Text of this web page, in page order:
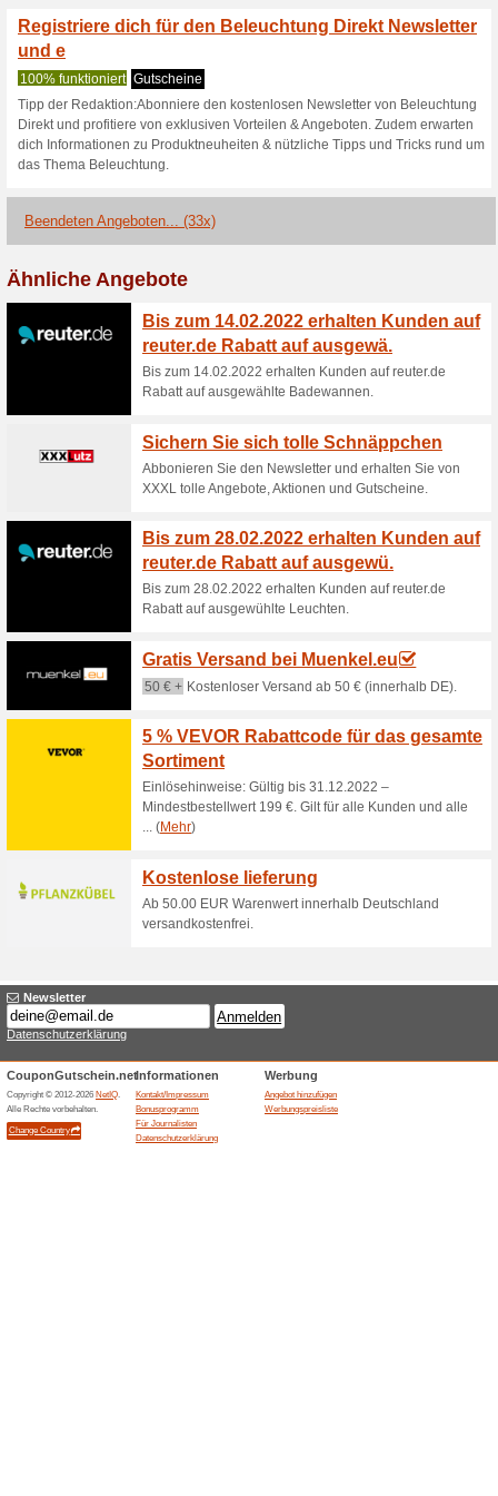
Aktuelle Angebote
Bis zu 90 % Rabatt
100% funktioniert
Für alle Kunden und für die
notwendig, der Rabatt ist
Gratis Versand
100% funktioniert
Gilt für alle Kunden und alle
(exkl. Mwst.) erreicht hast,
Beleuchtung Direkt
Bestellun
Beleuchtung Direkt
gilt für die Noxion Poseidon